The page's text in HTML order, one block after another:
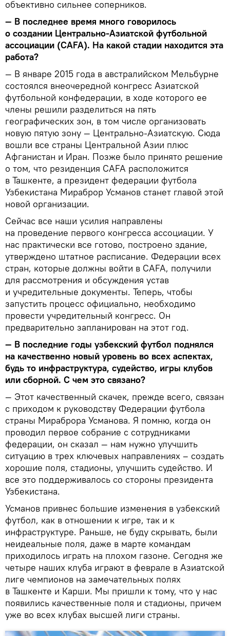
объективно сильнее соперников.
— В последнее время много говорилось
о создании Центрально-Азиатской футбольной
ассоциации (CAFA). На какой стадии находится эта
работа?
— В январе 2015 года в австралийском Мельбурне
состоялся внеочередной конгресс Азиатской
футбольной конфедерации, в ходе которого ее
члены решили разделиться на пять
географических зон, в том числе организовать
новую пятую зону — Центрально-Азиатскую. Сюда
вошли все страны Центральной Азии плюс
Афганистан и Иран. Позже было принято решение
о том, что резиденция CAFA расположится
в Ташкенте, а президент федерации футбола
Узбекистана Мираброр Усманов станет главой этой
новой организации.
Сейчас все наши усилия направлены
на проведение первого конгресса ассоциации. У
нас практически все готово, построено здание,
утверждено штатное расписание. Федерации всех
стран, которые должны войти в CAFA, получили
для рассмотрения и обсуждения устав
и учредительные документы. Теперь, чтобы
запустить процесс официально, необходимо
провести учредительный конгресс. Он
предварительно запланирован на этот год.
— В последние годы узбекский футбол поднялся
на качественно новый уровень во всех аспектах,
будь то инфраструктура, судейство, игры клубов
или сборной. С чем это связано?
— Этот качественный скачек, прежде всего, связан
с приходом к руководству Федерации футбола
страны Мираброра Усманова. Я помню, когда он
проводил первое собрание с сотрудниками
федерации, он сказал — нам нужно улучшить
ситуацию в трех ключевых направлениях – создать
хорошие поля, стадионы, улучшить судейство. И
все это поддерживалось со стороны президента
Узбекистана.
Усманов привнес большие изменения в узбекский
футбол, как в отношении к игре, так и к
инфраструктуре. Раньше, не буду скрывать, были
неидеальные поля, даже в марте командам
приходилось играть на плохом газоне. Сегодня же
четыре наших клуба играют в феврале в Азиатской
лиге чемпионов на замечательных полях
в Ташкенте и Карши. Мы пришли к тому, что у нас
появились качественные поля и стадионы, причем
уже во всех клубах высшей лиги страны.